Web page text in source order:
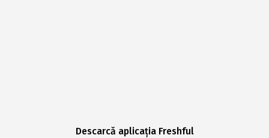
Descarcă aplicația Freshful